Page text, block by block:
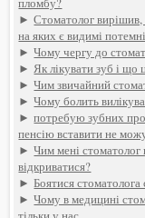
►Стоматолог
на яких є видимі
►Чому чергу до
►Як лікувати зуб і
►Чим звичайний
►Чому болить
►потребую зубних
пенсію вставити не
►Чим мені
відкриватися?
►Боятися
►Чому в медицині